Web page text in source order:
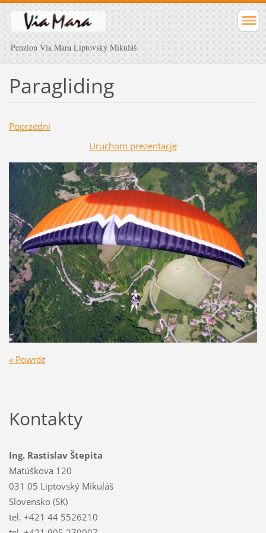
Penzion Via Mara Liptovský Mikuláš
Paragliding
Poprzedni
Uruchom prezentację
« Powrót
Kontakty
Ing. Rastislav Štepita
Matúškova 120
031 05 Liptovský Mikuláš
Slovensko (SK)
tel. +421 44 5526210